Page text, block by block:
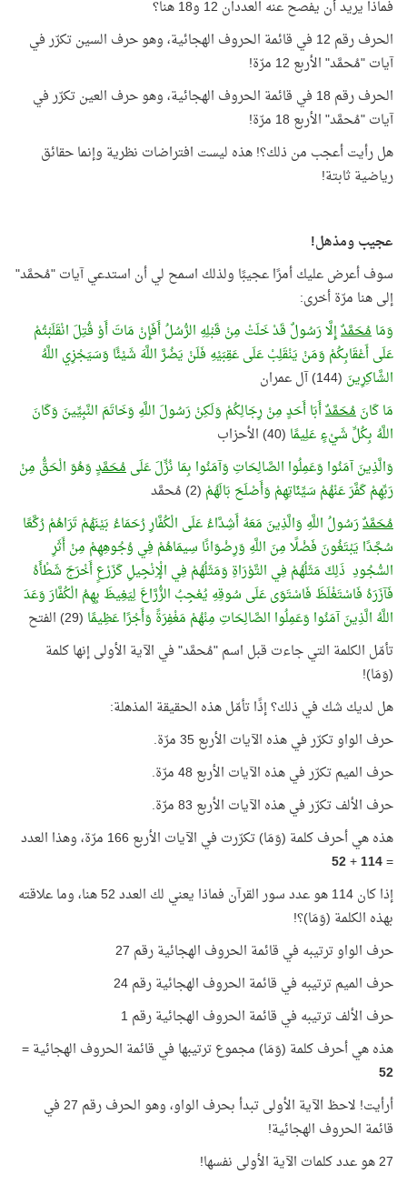
فماذا يريد أن يفصح عنه العددان 12 و18 هنا؟
الحرف رقم 12 في قائمة الحروف الهجائية، وهو حرف السين تكرّر في
آيات "مُحمَّد" الأربع 12 مرّة!
الحرف رقم 18 في قائمة الحروف الهجائية، وهو حرف العين تكرّر في
آيات "مُحمَّد" الأربع 18 مرّة!
هل رأيت أعجب من ذلك؟! هذه ليست افتراضات نظرية وإنما حقائق
رياضية ثابتة!
عجيب ومذهل!
سوف أعرض عليك أمرًا عجيبًا ولذلك اسمح لي أن استدعي آيات "مُحمَّد"
إلى هنا مرّة أخرى:
وَمَامُحَمَّدٌإِلَّا رَسُولٌ قَدْ خَلَتْ مِنْ قَبْلِهِ الرُّسُلُ أَفَإِنْ مَاتَ أَوْ قُتِلَ انْقَلَبْتُمْ
عَلَى أَعْقَابِكُمْ وَمَنْ يَنْقَلِبْ عَلَى عَقِبَيْهِ فَلَنْ يَضُرَّ اللَّهَ شَيْئًا وَسَيَجْزِي اللَّهُ
الشَّاكِرِينَ (144) آل عمران
مَا كَانَمُحَمَّدٌأَبَا أَحَدٍ مِنْ رِجَالِكُمْ وَلَكِنْ رَسُولَ اللَّهِ وَخَاتَمَ النَّبِيِّينَ وَكَانَ
اللَّهُ بِكُلِّ شَيْءٍ عَلِيمًا (40) الأحزاب
وَالَّذِينَ آمَنُوا وَعَمِلُوا الصَّالِحَاتِ وَآمَنُوا بِمَا نُزِّلَ عَلَىمُحَمَّدٍوَهُوَ الْحَقُّ مِنْ
رَبِّهِمْ كَفَّرَ عَنْهُمْ سَيِّئَاتِهِمْ وَأَصْلَحَ بَالَهُمْ (2) مُحمَّد
مُحَمَّدٌرَسُولُ اللَّهِ وَالَّذِينَ مَعَهُ أَشِدَّاءُ عَلَى الْكُفَّارِ رُحَمَاءُ بَيْنَهُمْ تَرَاهُمْ رُكَّعًا
سُجَّدًا يَبْتَغُونَ فَضْلًا مِنَ اللَّهِ وَرِضْوَانًا سِيمَاهُمْ فِي وُجُوهِهِمْ مِنْ أَثَرِ
السُّجُودِ ذَلِكَ مَثَلُهُمْ فِي التَّوْرَاةِ وَمَثَلُهُمْ فِي الْإِنْجِيلِ كَزَرْعٍ أَخْرَجَ شَطْأَهُ
فَآزَرَهُ فَاسْتَغْلَظَ فَاسْتَوَى عَلَى سُوقِهِ يُعْجِبُ الزُّرَّاعَ لِيَغِيظَ بِهِمُ الْكُفَّارَ وَعَدَ
اللَّهُ الَّذِينَ آمَنُوا وَعَمِلُوا الصَّالِحَاتِ مِنْهُمْ مَغْفِرَةً وَأَجْرًا عَظِيمًا (29) الفتح
تأمّل الكلمة التي جاءت قبل اسم "مُحمَّد" في الآية الأولى إنها كلمة
(وَمَا)!
هل لديك شك في ذلك؟ إذًا تأمّل هذه الحقيقة المذهلة:
حرف الواو تكرّر في هذه الآيات الأربع 35 مرّة.
حرف الميم تكرّر في هذه الآيات الأربع 48 مرّة.
حرف الألف تكرّر في هذه الآيات الأربع 83 مرّة.
هذه هي أحرف كلمة (وَمَا) تكرّرت في الآيات الأربع 166 مرّة، وهذا العدد
=
114
+
52
إذا كان 114 هو عدد سور القرآن فماذا يعني لك العدد 52 هنا، وما علاقته
بهذه الكلمة (وَمَا)؟!
حرف الواو ترتيبه في قائمة الحروف الهجائية رقم 27
حرف الميم ترتيبه في قائمة الحروف الهجائية رقم 24
حرف الألف ترتيبه في قائمة الحروف الهجائية رقم 1
هذه هي أحرف كلمة (وَمَا) مجموع ترتيبها في قائمة الحروف الهجائية =
52
أرأيت! لاحظ الآية الأولى تبدأ بحرف الواو، وهو الحرف رقم 27 في
قائمة الحروف الهجائية!
27 هو عدد كلمات الآية الأولى نفسها!